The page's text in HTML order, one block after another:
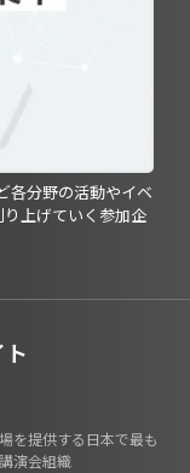
各分野の活動やイベ
上げていく参加企
を提供する日本で最も
演会組織